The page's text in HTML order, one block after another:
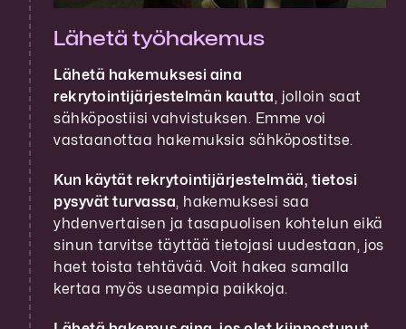
Lähetä työhakemus
Lähetä hakemuksesi aina
rekrytointijärjestelmän kautta, jolloin saat
sähköpostiisi vahvistuksen. Emme voi
vastaanottaa hakemuksia sähköpostitse.
Kun käytät rekrytointijärjestelmää, tietosi
pysyvät turvassa, hakemuksesi saa
yhdenvertaisen ja tasapuolisen kohtelun eikä
sinun tarvitse täyttää tietojasi uudestaan, jos
haet toista tehtävää. Voit hakea samalla
kertaa myös useampia paikkoja.